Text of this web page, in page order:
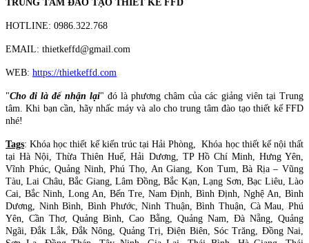
TRUNG TÂM ĐÀO TẠO THIẾT KẾ FFD
HOTLINE: 0986.322.768
EMAIL: thietkeffd@gmail.com
WEB: https://thietkeffd.com
"Cho đi là để nhận lại" đó là phương châm của các giảng viên tại Trung
tâm. Khi bạn cần, hãy nhấc máy và alo cho trung tâm đào tạo thiết kế FFD
nhé!
Tags: Khóa học thiết kế kiến trúc tại Hải Phòng, Khóa học thiết kế nội thất
tại Hà Nội, Thừa Thiên Huế, Hải Dương, TP Hồ Chí Minh, Hưng Yên,
Vĩnh Phúc, Quảng Ninh, Phú Thọ, An Giang, Kon Tum, Bà Rịa – Vũng
Tàu, Lai Châu, Bắc Giang, Lâm Đồng, Bắc Kạn, Lạng Sơn, Bạc Liêu, Lào
Cai, Bắc Ninh, Long An, Bến Tre, Nam Định, Bình Định, Nghệ An, Bình
Dương, Ninh Bình, Bình Phước, Ninh Thuận, Bình Thuận, Cà Mau, Phú
Yên, Cần Thơ, Quảng Bình, Cao Bằng, Quảng Nam, Đà Nẵng, Quảng
Ngãi, Đắk Lắk, Đắk Nông, Quảng Trị, Điện Biên, Sóc Trăng, Đồng Nai,